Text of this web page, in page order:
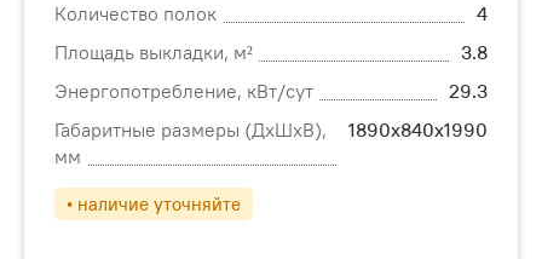
Количество полок
4
Площадь выкладки, м²
3.8
Энергопотребление, кВт/сут
29.3
Габаритные размеры (ДхШхВ),
мм
1890х840х1990
• наличие уточняйте